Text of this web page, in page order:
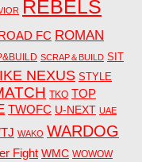
REBELS
FC ROMAN
SCRAP＆BUILD SIT
NEXUS STYLE
TKO TOP
TWOFC U-NEXT UAE
WAKO WARDOG
Fight WMC WOWOW